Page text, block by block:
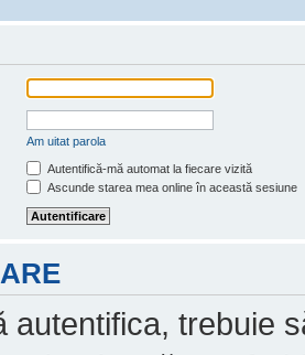
Am uitat parola
Autentifică-mă automat la fiecare vizită
Ascunde starea mea online în această sesiune
autentifica, trebuie